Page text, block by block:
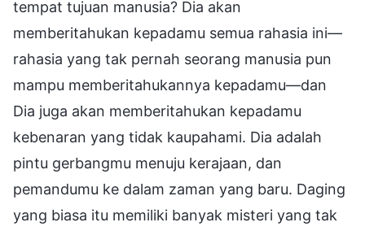
tempat tujuan manusia? Dia akan
memberitahukan kepadamu semua rahasia ini—
rahasia yang tak pernah seorang manusia pun
mampu memberitahukannya kepadamu—dan
Dia juga akan memberitahukan kepadamu
kebenaran yang tidak kaupahami. Dia adalah
pintu gerbangmu menuju kerajaan, dan
pemandumu ke dalam zaman yang baru. Daging
yang biasa itu memiliki banyak misteri yang tak